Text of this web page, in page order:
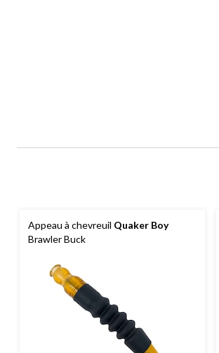
Appeau à chevreuil Quaker Boy
Brawler Buck